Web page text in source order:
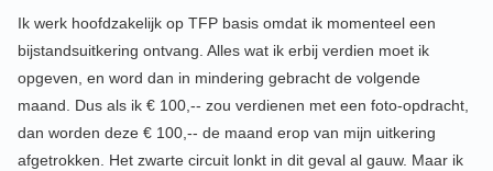
Ik werk hoofdzakelijk op TFP basis omdat ik momenteel een
bijstandsuitkering ontvang. Alles wat ik erbij verdien moet ik
opgeven, en word dan in mindering gebracht de volgende
maand. Dus als ik € 100,-- zou verdienen met een foto-opdracht,
dan worden deze € 100,-- de maand erop van mijn uitkering
afgetrokken. Het zwarte circuit lonkt in dit geval al gauw. Maar ik